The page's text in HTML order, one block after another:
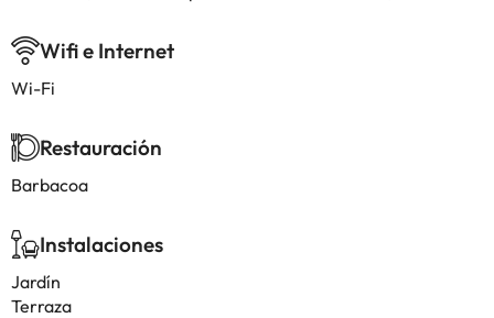
Wifi e Internet
Wi-Fi
Restauración
Barbacoa
Instalaciones
Jardín
Terraza